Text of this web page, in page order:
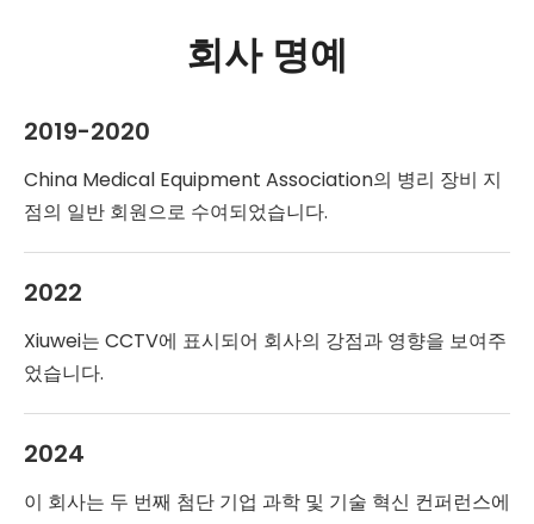
회사 명예
2019-2020
China Medical Equipment Association의 병리 장비 지
점의 일반 회원으로 수여되었습니다.
2022
Xiuwei는 CCTV에 표시되어 회사의 강점과 영향을 보여주
었습니다.
2024
이 회사는 두 번째 첨단 기업 과학 및 기술 혁신 컨퍼런스에